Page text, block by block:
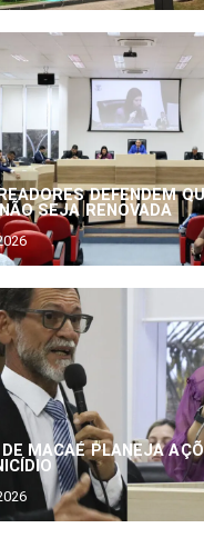
DEFENDEM
SEJA RENOVADA
MACAÉ PLANEJA